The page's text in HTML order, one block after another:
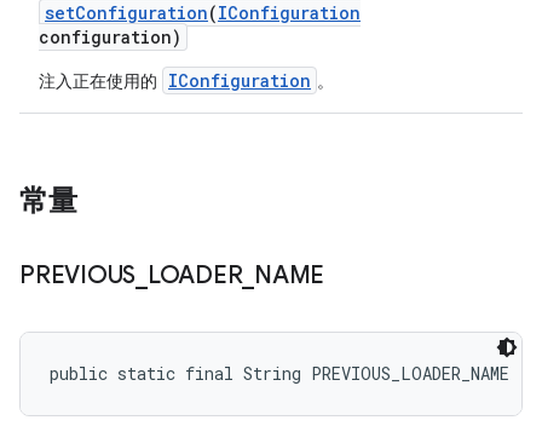
setConfiguration(IConfiguration
configuration)
注入正在使用的 IConfiguration 。
常量
PREVIOUS LOADER_ NAME
public static final String PREVIOUS_LOADER_NAME